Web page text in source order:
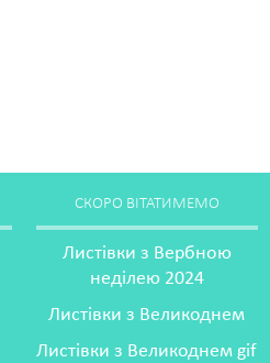
СКОРО ВІТАТИМЕМО
Листівки з Вербною
неділею 2024
Листівки з Великоднем
Листівки з Великоднем gif